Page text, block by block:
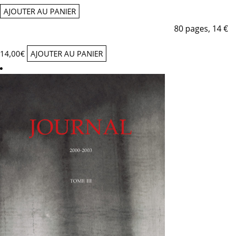
AJOUTER AU PANIER
80 pages, 14 €
14,00€ AJOUTER AU PANIER